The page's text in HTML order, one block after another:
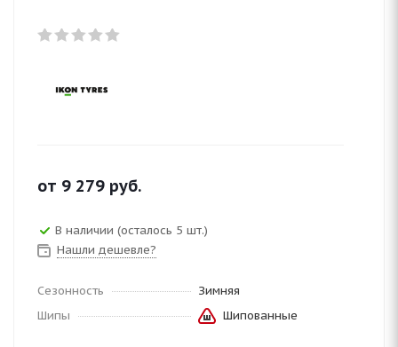
от 9 279 руб.
В наличии (осталось 5 шт.)
Нашли дешевле?
Сезонность
Зимняя
Шипы
Шипованные